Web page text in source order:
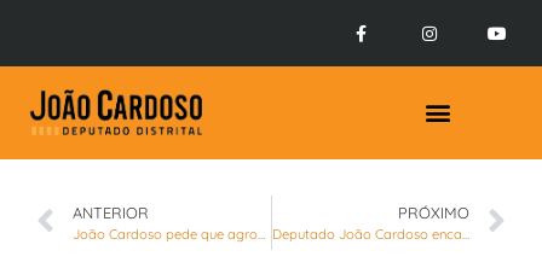
ANTERIOR PRÓXIMO